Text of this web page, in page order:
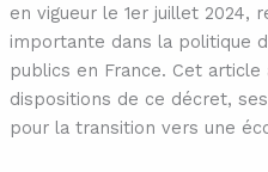
en vigueur le 1er juillet 2024,
importante dans la politique
publics en France. Cet
dispositions de ce décret,
pour la transition vers une